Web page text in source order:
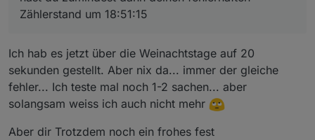
Zählerstand um 18:51:15
Ich hab es jetzt über die Weinachtstage auf 20
sekunden gestellt. Aber nix da... immer der gleiche
fehler... Ich teste mal noch 1-2 sachen... aber
solangsam weiss ich auch nicht mehr
Aber dir Trotzdem noch ein frohes fest